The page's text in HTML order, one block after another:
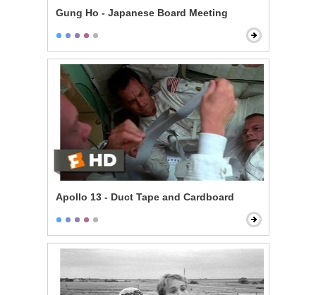
Gung Ho - Japanese Board Meeting
Apollo 13 - Duct Tape and Cardboard